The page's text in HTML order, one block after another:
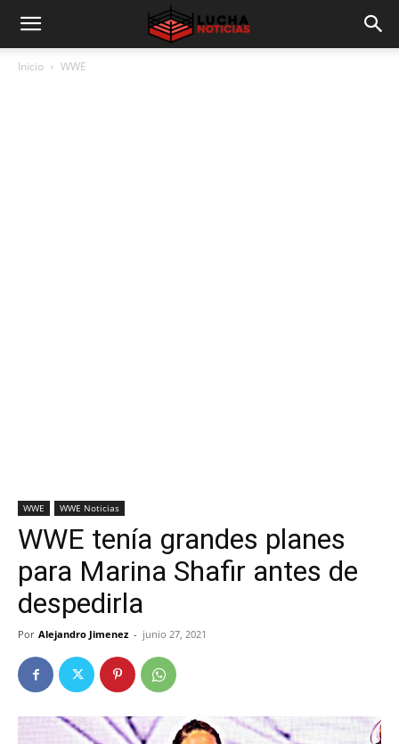
Inicio WWE
WWE WWE Noticias
WWE tenía grandes planes
para Marina Shafir antes de
despedirla
Por Alejandro Jimenez - junio 27, 2021